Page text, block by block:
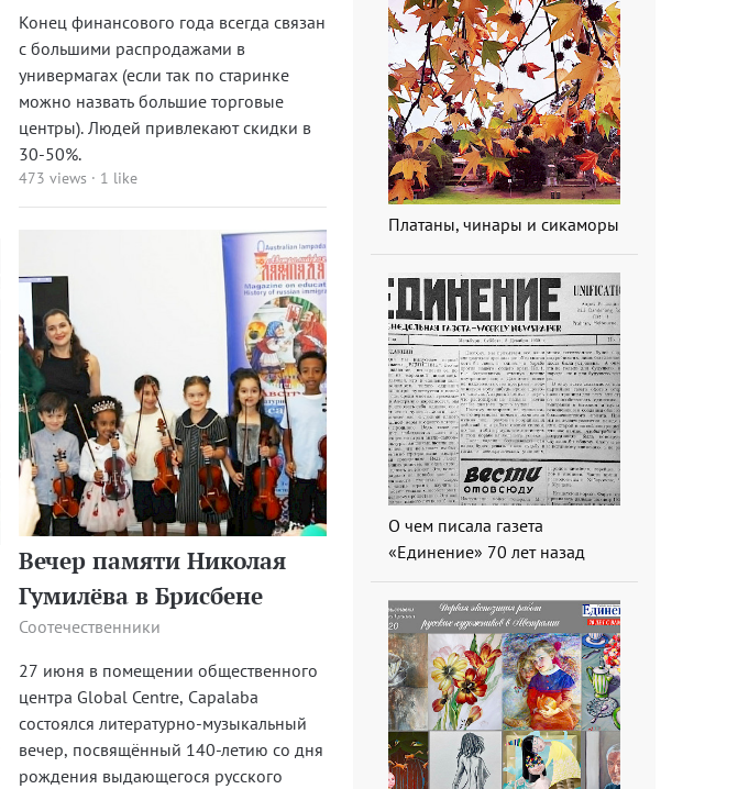
Конец финансового года всегда связан
с большими распродажами в
универмагах (если так по старинке
можно назвать большие торговые
центры). Людей привлекают скидки в
30-50%.
473 views · 1 like
Вечер памяти Николая
Гумилёва в Брисбене
Соотечественники
27 июня в помещении общественного
центра Global Centre, Capalaba
состоялся литературно-музыкальный
вечер, посвящённый 140-летию со дня
рождения выдающегося русского
Платаны, чинары и сикаморы
О чем писала газета
«Единение» 70 лет назад